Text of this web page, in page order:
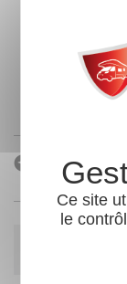
TOUTES
MISTER 570
Ce site
le